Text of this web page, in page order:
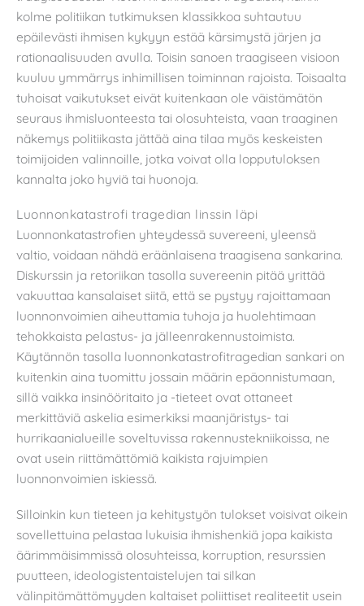
kolme politiikan tutkimuksen klassikkoa suhtautuu
epäilevästi ihmisen kykyyn estää kärsimystä järjen ja
rationaalisuuden avulla. Toisin sanoen traagiseen visioon
kuuluu ymmärrys inhimillisen toiminnan rajoista. Toisaalta
tuhoisat vaikutukset eivät kuitenkaan ole väistämätön
seuraus ihmisluonteesta tai olosuhteista, vaan traaginen
näkemys politiikasta jättää aina tilaa myös keskeisten
toimijoiden valinnoille, jotka voivat olla lopputuloksen
kannalta joko hyviä tai huonoja.
Luonnonkatastrofi tragedian linssin läpi
Luonnonkatastrofien yhteydessä suvereeni, yleensä
valtio, voidaan nähdä eräänlaisena traagisena sankarina.
Diskurssin ja retoriikan tasolla suvereenin pitää yrittää
vakuuttaa kansalaiset siitä, että se pystyy rajoittamaan
luonnonvoimien aiheuttamia tuhoja ja huolehtimaan
tehokkaista pelastus- ja jälleenrakennustoimista.
Käytännön tasolla luonnonkatastrofitragedian sankari on
kuitenkin aina tuomittu jossain määrin epäonnistumaan,
sillä vaikka insinööritaito ja -tieteet ovat ottaneet
merkittäviä askelia esimerkiksi maanjäristys- tai
hurrikaanialueille soveltuvissa rakennustekniikoissa, ne
ovat usein riittämättömiä kaikista rajuimpien
luonnonvoimien iskiessä.
Silloinkin kun tieteen ja kehitystyön tulokset voisivat oikein
sovellettuina pelastaa lukuisia ihmishenkiä jopa kaikista
äärimmäisimmissä olosuhteissa, korruption, resurssien
puutteen, ideologistentaistelujen tai silkan
välinpitämättömyyden kaltaiset poliittiset realiteetit usein